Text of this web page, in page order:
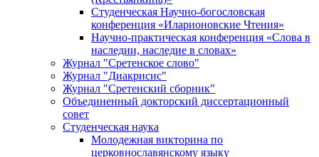
Студенческая Научно-богословская
конференция «Иларионовские Чтения»
Научно-практическая конференция «Cлова в
наследии, наследие в словах»
Журнал "Сретенское слово"
Журнал "Диакрисис"
Журнал "Сретенский сборник"
Объединенный докторский диссертационный
совет
Студенческая наука
Молодежная викторина по
церковнославянскому языку